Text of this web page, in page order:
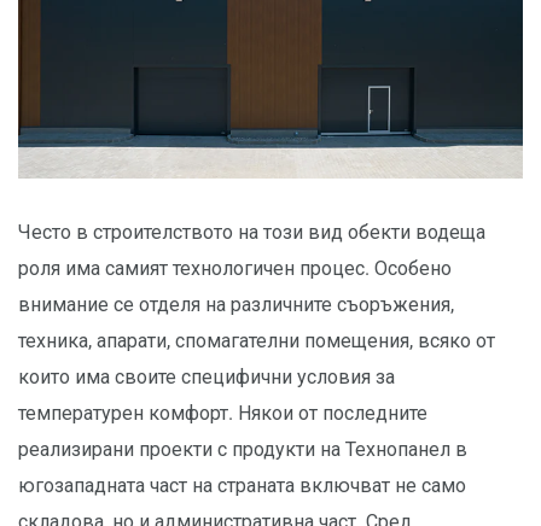
Често в строителството на този вид обекти водеща
роля има самият технологичен процес. Особено
внимание се отделя на различните съоръжения,
техника, апарати, спомагателни помещения, всяко от
които има своите специфични условия за
температурен комфорт. Някои от последните
реализирани проекти с продукти на Технопанел в
югозападната част на страната включват не само